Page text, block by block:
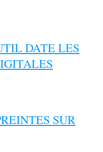
DATE LES
SUR